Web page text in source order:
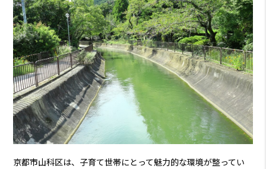
京都市山科区は、子育て世帯にとって魅力的な環境が整ってい